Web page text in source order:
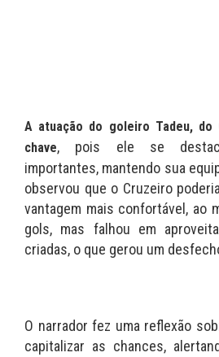
A atuação do goleiro Tadeu,
chave, pois ele se
importantes, mantendo sua
observou que o Cruzeiro
vantagem mais confortável, ao
gols, mas falhou em
criadas, o que gerou um
O narrador fez uma reflexão
capitalizar as chances,